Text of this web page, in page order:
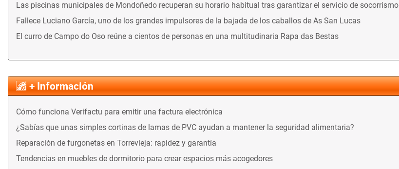
Las piscinas municipales de Mondoñedo recuperan su horario habitual tras garantizar el servicio de socorrismo
Fallece Luciano García, uno de los grandes impulsores de la bajada de los caballos de As San Lucas
El curro de Campo do Oso reúne a cientos de personas en una multitudinaria Rapa das Bestas
+ Información
Cómo funciona Verifactu para emitir una factura electrónica
¿Sabías que unas simples cortinas de lamas de PVC ayudan a mantener la seguridad alimentaria?
Reparación de furgonetas en Torrevieja: rapidez y garantía
Tendencias en muebles de dormitorio para crear espacios más acogedores